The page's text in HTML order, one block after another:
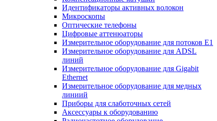
Идентификаторы активных волокон
Микроскопы
Оптические телефоны
Цифровые аттенюаторы
Измерительное оборудование для потоков Е1
Измерительное оборудование для ADSL
линий
Измерительное оборудование для Gigabit
Ethernet
Измерительное оборудование для медных
линиий
Приборы для слаботочных сетей
Аксессуары к оборудованию